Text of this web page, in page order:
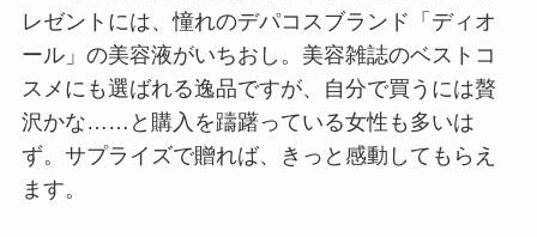
レゼントには、憧れのデパコスブランド「ディオ
ール」の美容液がいちおし。美容雑誌のベストコ
スメにも選ばれる逸品ですが、自分で買うには贅
沢かな……と購入を躊躇っている女性も多いは
ず。サプライズで贈れば、きっと感動してもらえ
ます。